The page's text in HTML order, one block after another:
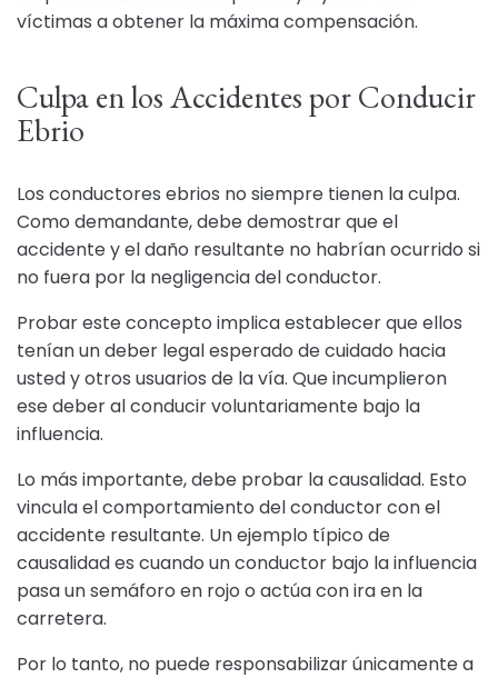
víctimas a obtener la máxima compensación.
Culpa en los Accidentes por Conducir
Ebrio
Los conductores ebrios no siempre tienen la culpa.
Como demandante, debe demostrar que el
accidente y el daño resultante no habrían ocurrido si
no fuera por la negligencia del conductor.
Probar este concepto implica establecer que ellos
tenían un deber legal esperado de cuidado hacia
usted y otros usuarios de la vía. Que incumplieron
ese deber al conducir voluntariamente bajo la
influencia.
Lo más importante, debe probar la causalidad. Esto
vincula el comportamiento del conductor con el
accidente resultante. Un ejemplo típico de
causalidad es cuando un conductor bajo la influencia
pasa un semáforo en rojo o actúa con ira en la
carretera.
Por lo tanto, no puede responsabilizar únicamente a